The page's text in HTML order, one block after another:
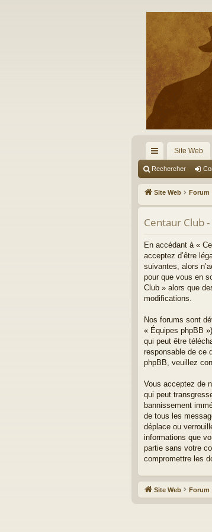
cc
ès
ra
pi
Site Web
Rechercher
Site Web Forum
Centaur Club
En accédant à «
acceptez d’être
suivantes, alors
pour que vous en
Club » alors que
modifications.
Nos forums sont
« Équipes phpBB
qui peut être
responsable de ce
phpBB, veuillez
Vous acceptez de
qui peut
bannissement
de tous les
déplace ou
informations que
partie sans votre
compromettre les
Site Web Forum